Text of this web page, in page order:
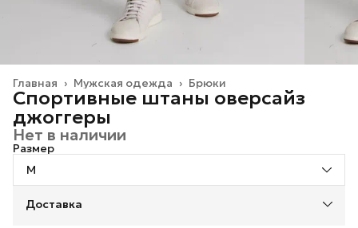
Брюки
Мужская одежда ›
Главная ›
Спортивные штаны оверсайз
джоггеры
Нет в наличии
Размер
M
Доставка